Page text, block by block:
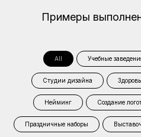
Примеры
All Учебные
Студии дизайна
Нейминг Создание
Праздничные наборы